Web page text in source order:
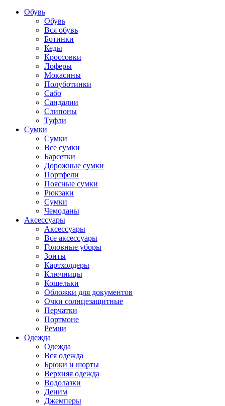
Обувь
Обувь
Вся обувь
Ботинки
Кеды
Кроссовки
Лоферы
Мокасины
Полуботинки
Сабо
Сандалии
Слипоны
Туфли
Сумки
Сумки
Все сумки
Барсетки
Дорожные сумки
Портфели
Поясные сумки
Рюкзаки
Сумки
Чемоданы
Аксессуары
Аксессуары
Все аксессуары
Головные уборы
Зонты
Картхолдеры
Ключницы
Кошельки
Обложки для документов
Очки солнцезащитные
Перчатки
Портмоне
Ремни
Одежда
Одежда
Вся одежда
Брюки и шорты
Верхняя одежда
Водолазки
Деним
Джемперы